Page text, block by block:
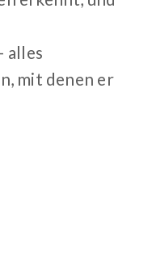
alles
mit denen er